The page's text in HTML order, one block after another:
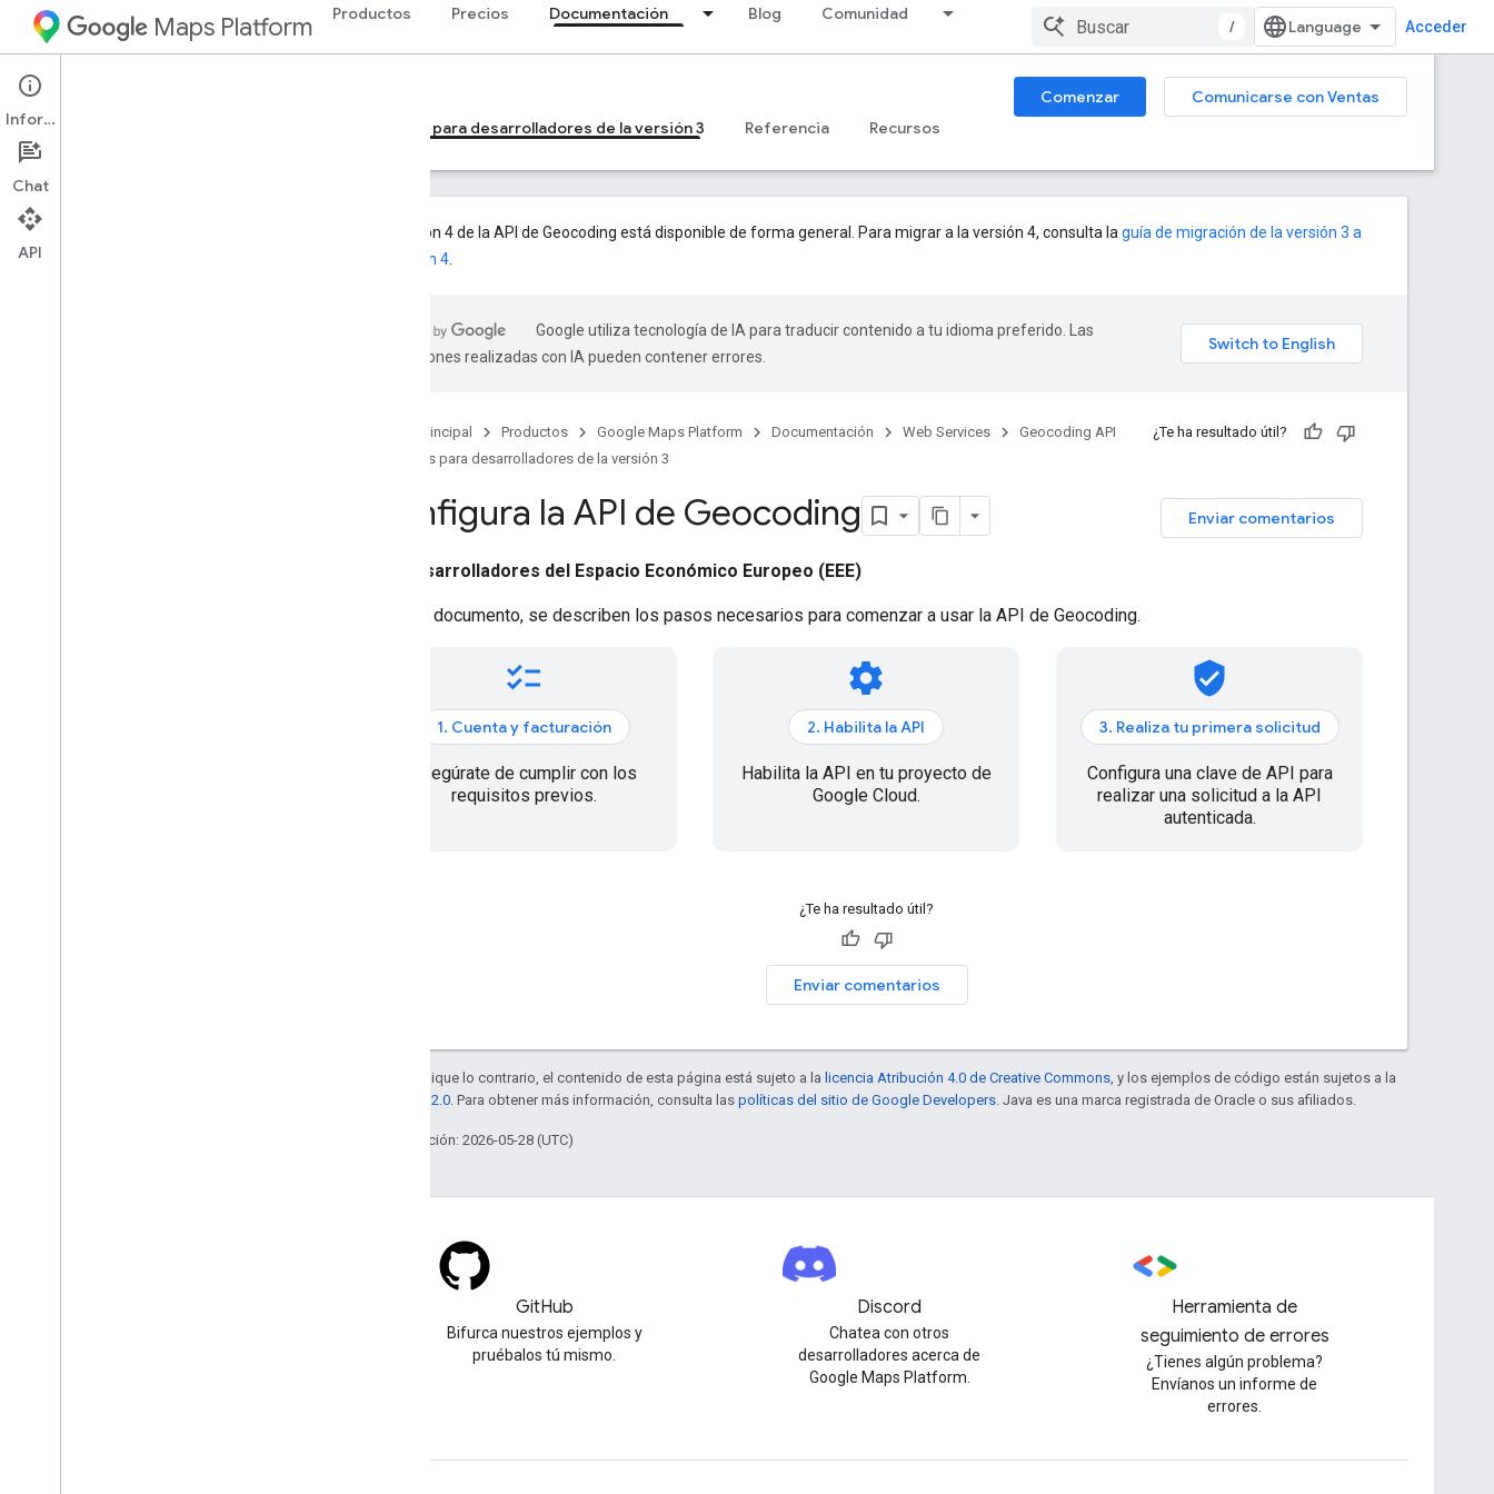
Maps Platform Productos Precios Documentación Blog Comunidad
/ Acceder
Web Services Comenzar
Comunicarse con Ventas
Guías para desarrolladores de la versión 4
Guías para desarrolladores de la versión 3 Referencia Recursos
La versión 4 de la API de Geocoding está disponible de forma general. Para migrar a la versión 4, consulta la guía de migración de la versión 3 a
la versión 4
Google utiliza tecnología de IA para traducir contenido a tu idioma preferido. Las
traducciones realizadas con IA pueden contener errores.
Página principal Productos Google Maps Platform Documentación Web Services
Geocoding API
Guías para desarrolladores de la versión 3
¿Te ha resultado útil?
Enviar comentarios
Configura la API de Geocoding
Desarrolladores del Espacio Económico Europeo (EEE)
En este documento, se describen los pasos necesarios para comenzar a usar la API de Geocoding.
checklist
1. Cuenta y facturación
Asegúrate de cumplir con los
requisitos previos.
settings
2. Habilita la API
Habilita la API en tu proyecto de
Google Cloud.
verified_user
3. Realiza tu primera solicitud
Configura una clave de API para
realizar una solicitud a la API
autenticada.
¿Te ha resultado útil?
Enviar comentarios
Salvo que se indique lo contrario, el contenido de esta página está sujeto a la licencia Atribución 4.0 de Creative Commons , y los ejemplos de código están sujetos a la
licencia Apache 2.0 . Para obtener más información, consulta las políticas del sitio de Google Developers . Java es una marca registrada de Oracle o sus afiliados.
Última actualización: 2026-05-28 (UTC)
GitHub
Bifurca nuestros ejemplos y
pruébalos tú mismo.
Discord
Chatea con otros
desarrolladores acerca de
Google Maps Platform.
Herramienta de
seguimiento de errores
¿Tienes algún problema?
Envíanos un informe de
errores.
Información
Chat
API